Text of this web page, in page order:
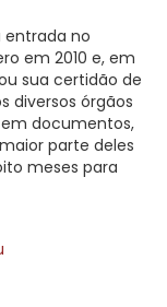
entrada no
em 2010 e, em
sua certidão de
diversos órgãos
documentos,
parte deles
meses para